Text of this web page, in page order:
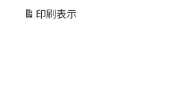
リ
印刷 表示